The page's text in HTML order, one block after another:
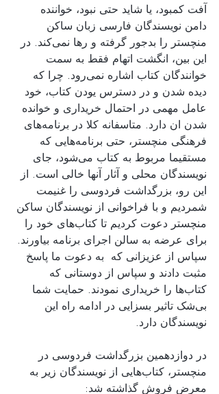
آفت کمبود، یا شاید حتی نبود، خواننده
دامن نویسندگان فارسی زبان ساکن
منچستر را بدجور گرفته و رها نمی‌کند. در
این بین، انگشت اتهام فقط به سمت
خوانندگان کتاب اشاره نمی‌رود. چرا که
دیده شدن و در دسترس یودن کتاب، خود
عامل مهمی در احتمال خریداری و خوانده
شدن ان دارد. متاسفانه کلا در برنامه‌های
فرهنگی منچستر، حتی برنامه‌هایی که
مستقیما مربوط به کتاب می‌شود، جای
نویسندگان محلی و آثار آنها خالی است. از
این رو، بزرگداشت فردوسی را غنیمت
شمردیم و با فراخوانی از نویسندگان ساکن
منچستر دعوت کردیم تا کتاب‌های خود را
برای عرضه به سالن اجرای برنامه بیاورند.
سپاس از عزیزانی که  به دعوت ما پاسخ
مثبت دادند و سپاس از دوستانی که
کتاب‌ها را خریداری نمودند. حمایت شما
بی‌شک تاثیر بسزایی در ادامه راه این
نویسندگان دارد.
در دوازدهمین بزرگداشت فردوسی در
منچستر، کتاب‌هایی از نویسندگان زیر به
معرض فروش گذاشته شد: